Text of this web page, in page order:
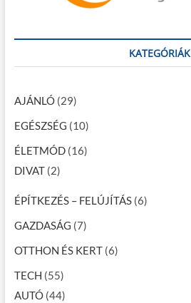
KATEGÓRIÁK
AJÁNLÓ(29)
EGÉSZSÉG (10)
ÉLETMÓD(16)
DIVAT(2)
ÉPÍTKEZÉS – FELÚJÍTÁS(6)
GAZDASÁG (7)
OTTHON ÉS KERT(6)
TECH (55)
AUTÓ(44)